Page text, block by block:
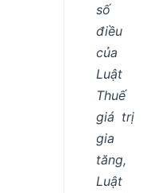
số
điều
của
Luật
Thuế
giá trị
gia
tăng,
Luật